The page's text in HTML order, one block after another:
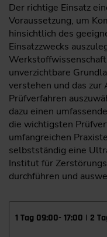
Der richtige Einsatz
Voraussetzung, um
hinsichtlich des
Einsatzzwecks
unverzichtbare
verstehen und das zur
Prüfverfahren
dazu einen
die wichtigsten
umfangreichen
selbstständig eine
Institut für
durchführen und
1 Tag 09:00- 17:00 | 2